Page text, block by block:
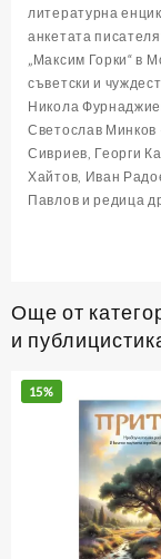
литературна
анкетата
„Максим Горки“ в
съветски и
Никола
Светослав
Сивриев, Георги
Хайтов, Иван
Павлов и редица
Още от
и
15%